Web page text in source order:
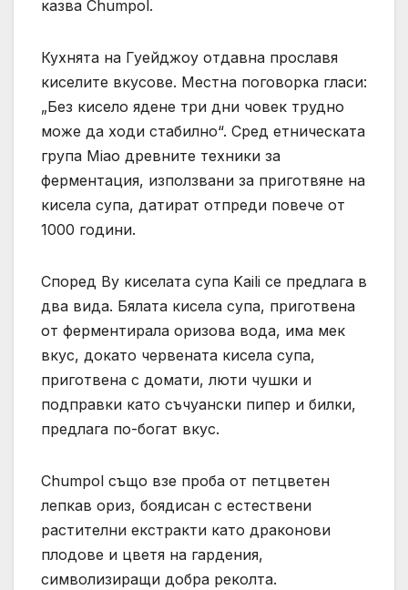
казва Chumpol.
Кухнята на Гуейджоу отдавна прославя
киселите вкусове. Местна поговорка гласи:
„Без кисело ядене три дни човек трудно
може да ходи стабилно“. Сред етническата
група Miao древните техники за
ферментация, използвани за приготвяне на
кисела супа, датират отпреди повече от
1000 години.
Според Ву киселата супа Kaili се предлага в
два вида. Бялата кисела супа, приготвена
от ферментирала оризова вода, има мек
вкус, докато червената кисела супа,
приготвена с домати, люти чушки и
подправки като съчуански пипер и билки,
предлага по-богат вкус.
Chumpol също взе проба от петцветен
лепкав ориз, боядисан с естествени
растителни екстракти като драконови
плодове и цветя на гардения,
символизиращи добра реколта.